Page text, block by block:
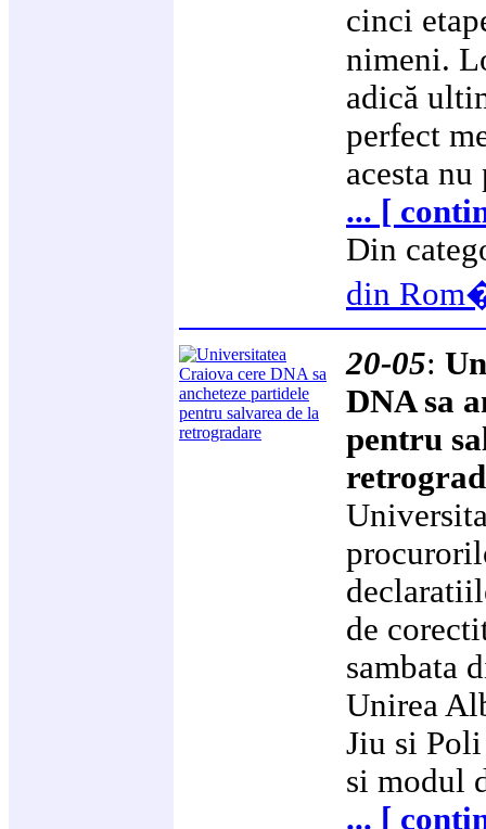
cinci
nimeni.
adică
perfect
acesta
... [
Din
din
20-05:
DNA sa
pentru
de
sambata
Unirea
Jiu si
si modul
... [